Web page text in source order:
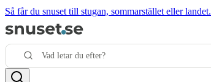
Så får du snuset till stugan, sommarstället eller landet.